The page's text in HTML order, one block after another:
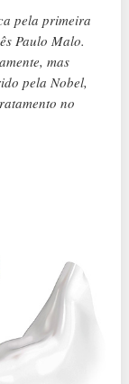
pela primeira
Paulo Malo.
mas
pela Nobel,
no